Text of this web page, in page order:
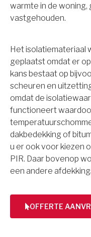
warmte in de
vastgehouden.
Het isolatiemateriaal
geplaatst omdat er
kans bestaat op
scheuren en
omdat de
functioneert
dakbedekking of
u er ook voor kiezen
PIR. Daar bovenop
een andere
OFFERTE